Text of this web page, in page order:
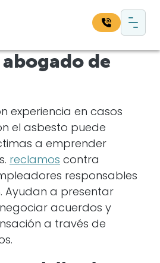
web:
abogado de
experiencia en casos
el asbesto puede
a emprender
reclamos contra
responsables
Ayudan a presentar
acuerdos y
a través de